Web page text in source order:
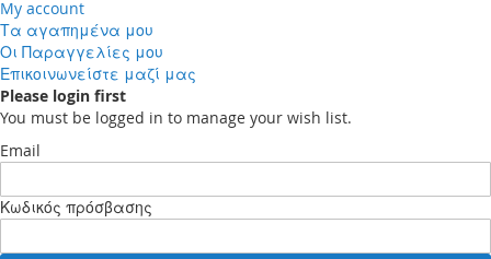
My account
Τα αγαπημένα μου
Οι Παραγγελίες μου
Επικοινωνείστε μαζί μας
Please login first
You must be logged in to manage your wish list.
Email
Κωδικός πρόσβασης